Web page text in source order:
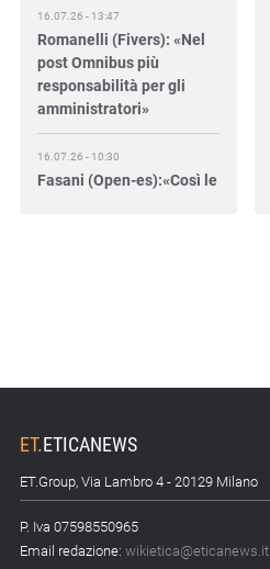
16.07.26 - 13:47
Romanelli (Fivers): «Nel
post Omnibus più
responsabilità per gli
amministratori»
16.07.26 - 10:30
Fasani (Open-es):«Così le
Astm, primo Green
Finance Framework per
investimenti sostenibili
15.07.26 - 8:00
Direttiva Empowering:
ET.ETICANEWS
ET.Group, Via Lambro 4 - 20129 Milano
P. Iva 07598550965
Email redazione: wikietica@eticanews.it